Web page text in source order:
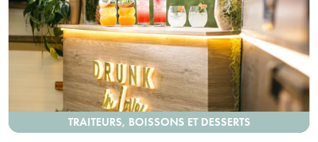
TRAITEURS, BOISSONS ET DESSERTS